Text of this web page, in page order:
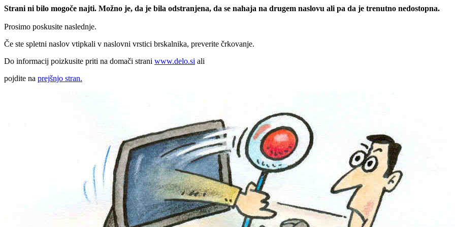
Strani ni bilo mogoče najti. Možno je, da je bila odstranjena, da se nahaja na drugem naslovu ali pa da je trenutno nedostopna.
Prosimo poskusite naslednje.
Če ste spletni naslov vtipkali v naslovni vrstici brskalnika, preverite črkovanje.
Do informacij poizkusite priti na domači strani www.delo.si ali
pojdite na prejšnjo stran.